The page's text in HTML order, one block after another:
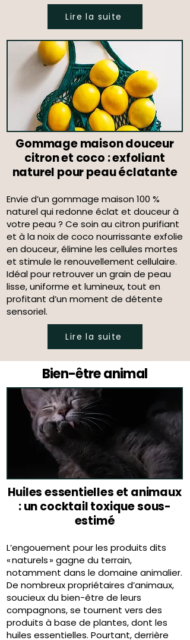
Lire la suite
Gommage maison douceur
citron et coco : exfoliant
naturel pour peau éclatante
Envie d’un gommage maison 100 %
naturel qui redonne éclat et douceur à
votre peau ? Ce soin au citron purifiant
et à la noix de coco nourrissante exfolie
en douceur, élimine les cellules mortes
et stimule le renouvellement cellulaire.
Idéal pour retrouver un grain de peau
lisse, uniforme et lumineux, tout en
profitant d’un moment de détente
sensoriel.
Lire la suite
Bien-être animal
Huiles essentielles et animaux
: un cocktail toxique sous-
estimé
L’engouement pour les produits dits
« naturels » gagne du terrain,
notamment dans le domaine animalier.
De nombreux propriétaires d’animaux,
soucieux du bien-être de leurs
compagnons, se tournent vers des
produits à base de plantes, dont les
huiles essentielles. Pourtant, derrière